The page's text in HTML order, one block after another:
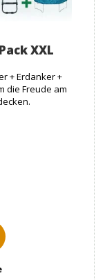
XXL
+ Erdanker +
die Freude am